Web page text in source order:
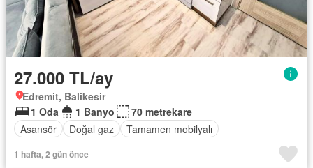
27.000 TL/ay
Edremit, Balikesir
1 Oda
1 Banyo
70 metrekare
Asansör
Doğal gaz Tamamen mobilyalı
1 hafta, 2 gün önce